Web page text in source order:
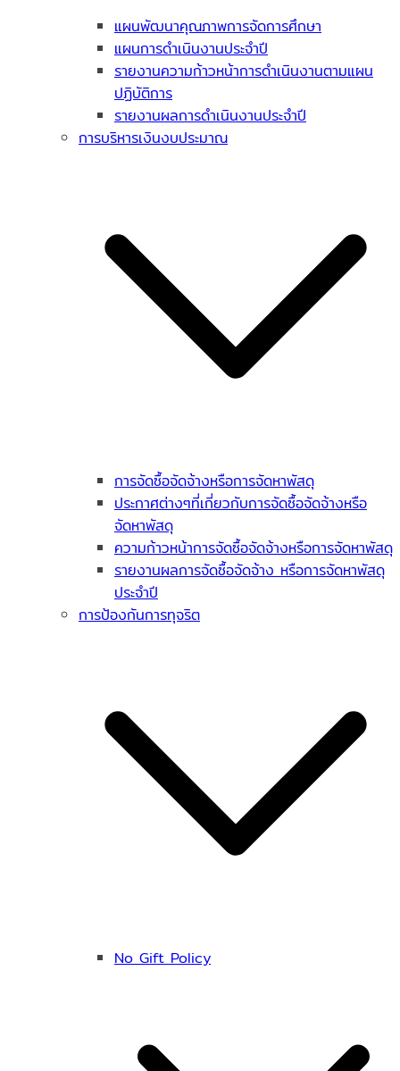
แผนพัฒนาคุณภาพการจัดการศึกษา
แผนการดำเนินงานประจำปี
รายงานความก้าวหน้าการดำเนินงานตามแผน
ปฏิบัติการ
รายงานผลการดำเนินงานประจำปี
การบริหารเงินงบประมาณ
การจัดซื้อจัดจ้างหรือการจัดหาพัสดุ
ประกาศต่างๆที่เกี่ยวกับการจัดซื้อจัดจ้างหรือ
จัดหาพัสดุ
ความก้าวหน้าการจัดซื้อจัดจ้างหรือการจัดหาพัสดุ
รายงานผลการจัดซื้อจัดจ้าง หรือการจัดหาพัสดุ
ประจำปี
การป้องกันการทุจริต
No Gift Policy